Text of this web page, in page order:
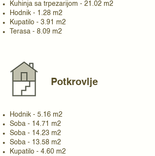
Kuhinja sa trpezarijom - 21.02 m2
Hodnik - 1.28 m2
Kupatilo - 3.91 m2
Terasa - 8.09 m2
Potkrovlje
Hodnik - 5.16 m2
Soba - 14.71 m2
Soba - 14.23 m2
Soba - 13.58 m2
Kupatilo - 4.60 m2